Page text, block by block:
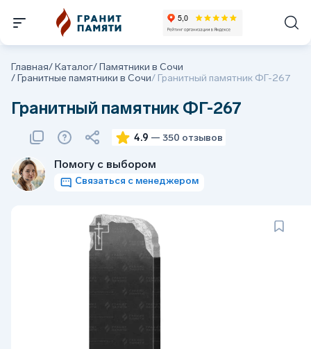
Главная/Каталог/Памятники в Сочи
/Гранитные памятники в Сочи/ Гранитный памятник ФГ-267
Гранитный памятник ФГ-267
4.9 — 350 отзывов
Помогу с выбором
Связаться с менеджером